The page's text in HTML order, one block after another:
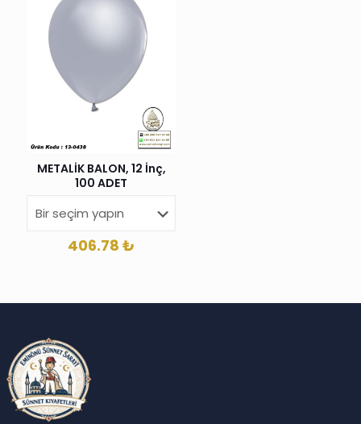
METALİK BALON, 12 İnç,
100 ADET
406.78 ₺